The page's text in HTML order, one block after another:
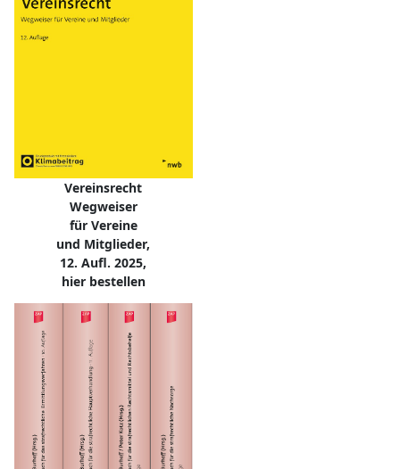
Vereinsrecht
Wegweiser
für Vereine
und Mitglieder,
12. Aufl. 2025,
hier bestellen